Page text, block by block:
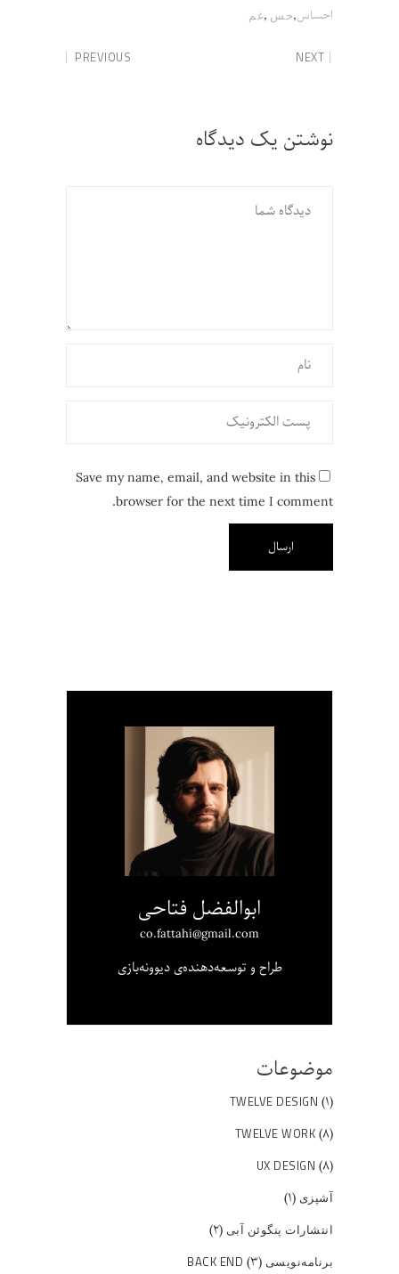
احساس,حس ,غم
PREVIOUS NEXT
نوشتن یک دیدگاه
Save my name, email, and website in this
browser for the next time I comment.
ابوالفضل فتاحی
co.fattahi@gmail.com
طراح و توسعه‌دهنده‌ی دیوونه‌بازی
موضوعات
TWELVE DESIGN (۱)
TWELVE WORK (۸)
UX DESIGN (۸)
آشپزی (۱)
انتشارات پنگوئن آبی (۲)
برنامه‌نویسی BACK END (۳)